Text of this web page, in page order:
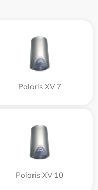
Polaris XV 7
Polaris XV 10